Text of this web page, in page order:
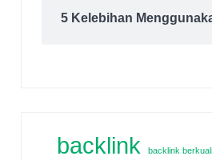
5 Kelebihan
backlink backlink